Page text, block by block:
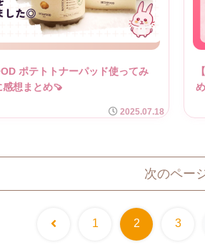
ポテトトナーパッド使ってみ
想まとめ🍠
2025.07.18
次のペー
前 1 2 3